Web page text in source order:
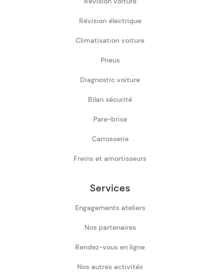
Révision électrique
Climatisation voiture
Pneus
Diagnostic voiture
Bilan sécurité
Pare-brise
Carrosserie
Freins et amortisseurs
Services
Engagements ateliers
Nos partenaires
Rendez-vous en ligne
Nos autres activités